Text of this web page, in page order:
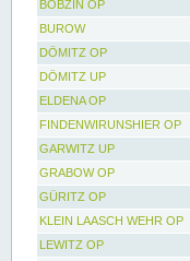
BOBZIN OP
BUROW
DÖMITZ OP
DÖMITZ UP
ELDENA OP
FINDENWIRUNSHIER OP
GARWITZ UP
GRABOW OP
GÜRITZ OP
KLEIN LAASCH WEHR OP
LEWITZ OP